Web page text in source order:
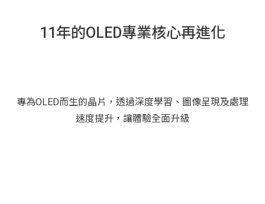
11年的OLED專業核心再進化
專為OLED而生的晶片，透過深度學習、圖像呈現及處理
速度提升，讓體驗全面升級